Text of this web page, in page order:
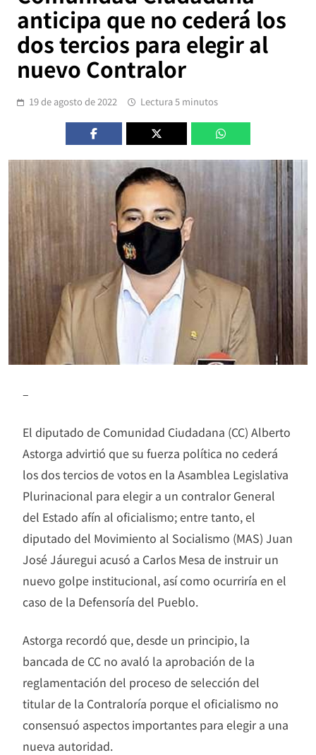
anticipa que no cederá los
dos tercios para elegir al
nuevo Contralor
19 de agosto de 2022 Lectura 5 minutos
–
El diputado de Comunidad Ciudadana (CC) Alberto
Astorga advirtió que su fuerza política no cederá
los dos tercios de votos en la Asamblea Legislativa
Plurinacional para elegir a un contralor General
del Estado afín al oficialismo; entre tanto, el
diputado del Movimiento al Socialismo (MAS) Juan
José Jáuregui acusó a Carlos Mesa de instruir un
nuevo golpe institucional, así como ocurriría en el
caso de la Defensoría del Pueblo.
Astorga recordó que, desde un principio, la
bancada de CC no avaló la aprobación de la
reglamentación del proceso de selección del
titular de la Contraloría porque el oficialismo no
consensuó aspectos importantes para elegir a una
nueva autoridad.